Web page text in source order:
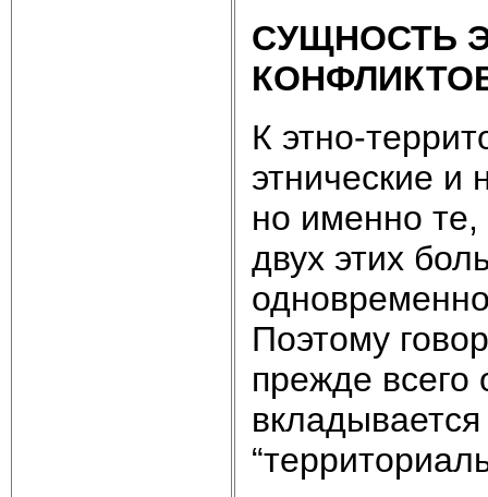
СУЩНОСТЬ
К этно-
этнические и
но именно те,
двух этих
Поэтому
прежде всего
вкладывается